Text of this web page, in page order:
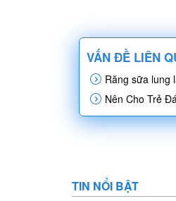
VẤN ĐỀ LIÊN
Răng sữa lung
Nên Cho Trẻ
TIN NỔI BẬT